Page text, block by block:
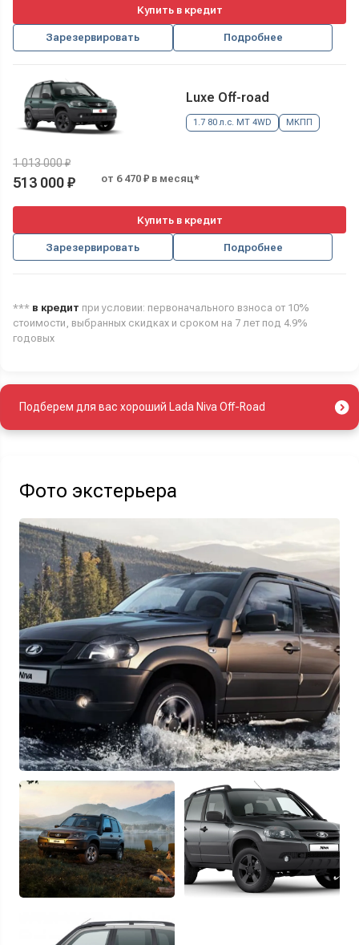
Купить в кредит
Зарезервировать Подробнее
Luxe Off-road
1.7 80 л.с. MT 4WD МКПП
1 013 000 ₽
513 000 ₽ от 6 470 ₽ в месяц*
Купить в кредит
Зарезервировать Подробнее
*** в кредит при условии: первоначального взноса от 10%
стоимости, выбранных скидках и сроком на 7 лет под 4.9%
годовых
Подберем для вас хороший Lada Niva Off-Road
Найти авто
Отправляя данную форму Вы даете согласие на обработкусвоих
персональных данных
Фото экстерьера